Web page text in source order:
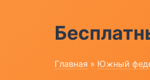
Главная » Южный